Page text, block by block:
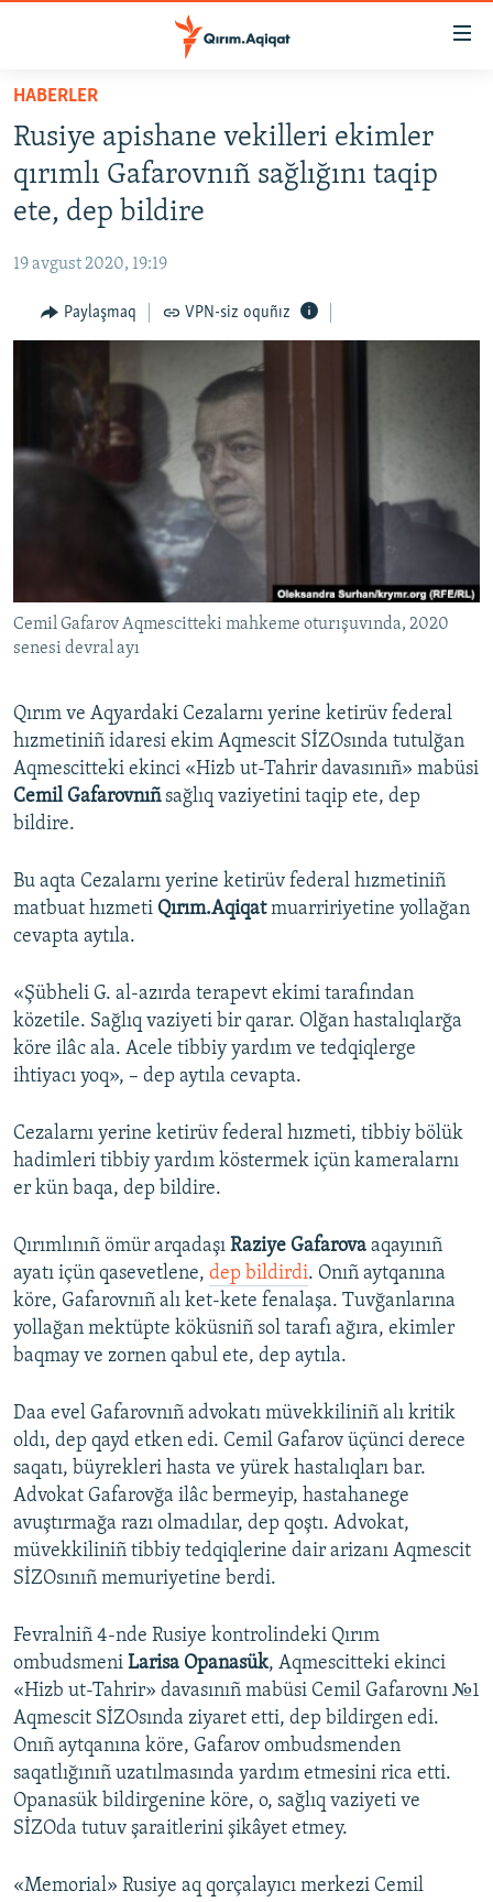
Esas
qaytmaq
Baş
navigatsiyağa
qaytmaq
Qıdıruvğa
qaytmaq
SİYASET
İQTİSADİYAT
MEDENİYET
İNSAN AQLARI
BLOGLAR
QOŞULIÑIZ!
RFE/RS bütün saytları
HABERLER
Rusiye apishane vekilleri ekimler
qırımlı Gafarovnıñ sağlığını taqip
ete, dep bildire
19 avgust 2020, 19:19
Paylaşmaq VPN-siz oquñız
Cemil Gafarov Aqmescitteki mahkeme oturışuvında, 2020
senesi devral ayı
Qırım ve Aqyardaki Cezalarnı yerine ketirüv federal
hızmetiniñ idaresi ekim Aqmescit SİZOsında tutulğan
Aqmescitteki ekinci «Hizb ut-Tahrir davasınıñ» mabüsi
Cemil Gafarovnıñsağlıq vaziyetini taqip ete, dep
bildire.
Bu aqta Cezalarnı yerine ketirüv federal hızmetiniñ
matbuat hızmeti Qırım.Aqiqatmuarririyetine yollağan
cevapta aytıla.
«Şübheli G. al-azırda terapevt ekimi tarafından
közetile. Sağlıq vaziyeti bir qarar. Olğan hastalıqlarğa
köre ilâc ala. Acele tibbiy yardım ve tedqiqlerge
ihtiyacı yoq», – dep aytıla cevapta.
Cezalarnı yerine ketirüv federal hızmeti, tibbiy bölük
hadimleri tibbiy yardım köstermek içün kameralarnı
er kün baqa, dep bildire.
Qırımlınıñ ömür arqadaşı Raziye Gafarova aqayınıñ
ayatı içün qasevetlene, dep bildirdi. Onıñ aytqanına
köre, Gafarovnıñ alı ket-kete fenalaşa. Tuvğanlarına
yollağan mektüpte köküsniñ sol tarafı ağıra, ekimler
baqmay ve zornen qabul ete, dep aytıla.
Daa evel Gafarovnıñ advokatı müvekkiliniñ alı kritik
oldı, dep qayd etken edi. Cemil Gafarov üçünci derece
saqatı, büyrekleri hasta ve yürek hastalıqları bar.
Advokat Gafarovğa ilâc bermeyip, hastahanege
avuştırmağa razı olmadılar, dep qoştı. Advokat,
müvekkiliniñ tibbiy tedqiqlerine dair arizanı Aqmescit
SİZOsınıñ memuriyetine berdi.
Fevralniñ 4-nde Rusiye kontrolindeki Qırım
ombudsmeni Larisa Opanasük, Aqmescitteki ekinci
«Hizb ut-Tahrir» davasınıñ mabüsi Cemil Gafarovnı №1
Aqmescit SİZOsında ziyaret etti, dep bildirgen edi.
Onıñ aytqanına köre, Gafarov ombudsmenden
saqatlığınıñ uzatılmasında yardım etmesini rica etti.
Opanasük bildirgenine köre, o, sağlıq vaziyeti ve
SİZOda tutuv şaraitlerini şikâyet etmey.
«Memorial» Rusiye aq qorçalayıcı merkezi Cemil